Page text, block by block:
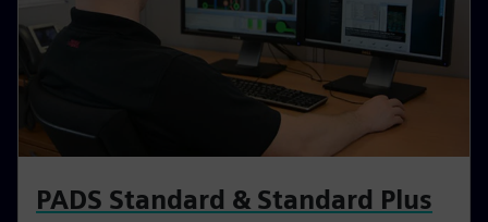
PADS Standard & Standard Plus